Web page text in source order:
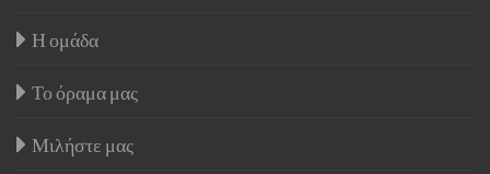
Η ομάδα
Το όραμα μας
Μιλήστε μας